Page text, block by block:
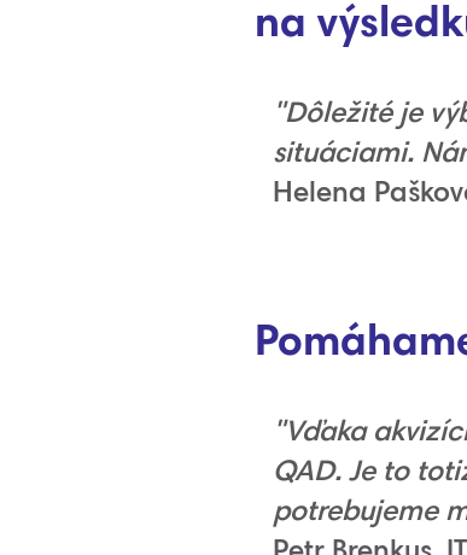
na
"Dôležité je
situáciami.
Helena
"Vďaka
QAD. Je to
potrebujeme